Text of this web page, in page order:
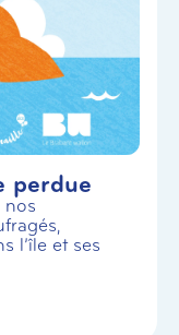
perdue
nos
l’île et ses